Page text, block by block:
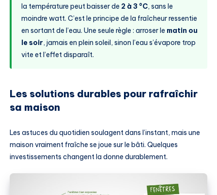
la température peut baisser de 2 à 3 °C, sans le
moindre watt. C’est le principe de la fraîcheur ressentie
en sortant de l’eau. Une seule règle : arroser le matin ou
le soir, jamais en plein soleil, sinon l’eau s’évapore trop
vite et l’effet disparaît.
Les solutions durables pour rafraîchir
sa maison
Les astuces du quotidien soulagent dans l’instant, mais une
maison vraiment fraîche se joue sur le bâti. Quelques
investissements changent la donne durablement.